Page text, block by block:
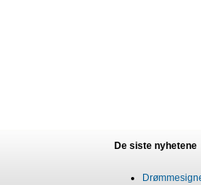
De siste nyhetene